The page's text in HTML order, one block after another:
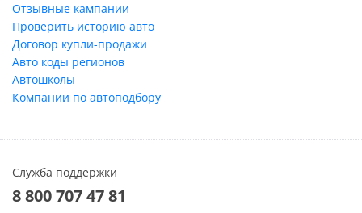
Отзывные кампании
Проверить историю авто
Договор купли-продажи
Авто коды регионов
Автошколы
Компании по автоподбору
Служба поддержки
8 800 707 47 81